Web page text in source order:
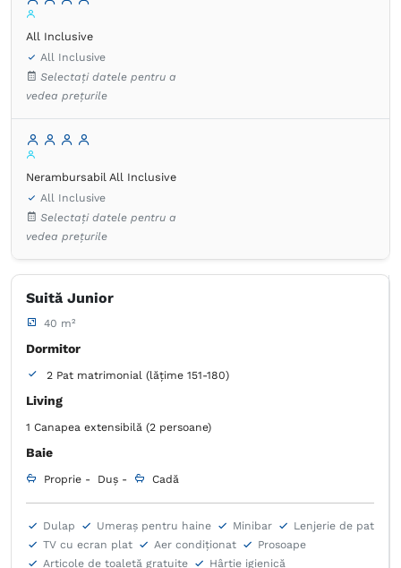
All Inclusive
All Inclusive
Selectați datele pentru a
vedea prețurile
Nerambursabil All Inclusive
All Inclusive
Selectați datele pentru a
vedea prețurile
Suită Junior
40 m²
Dormitor
2 Pat matrimonial (lățime 151-180)
Living
1 Canapea extensibilă (2 persoane)
Baie
Proprie - Duș - Cadă
Dulap Umeraș pentru haine Minibar
Lenjerie de pat
TV cu ecran plat
Aer condiţionat
Prosoape
Articole de toaletă gratuite
Hârtie igienică